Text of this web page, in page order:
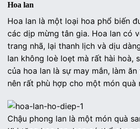
Hoa lan
Hoa lan là một loại hoa phổ biến
các dịp mừng tân gia. Hoa lan có
trang nhã, lại thanh lịch và dịu
lan không loè loẹt mà rất hài hoà,
của hoa lan là sự may mắn, làm
nên rất phù hợp cho một món quà
Chậu phong lan là một món quà